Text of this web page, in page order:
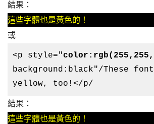
結果：
這些字體也是黃色的！
或
<p style="
background:black"/These
yellow, too!</p/
結果：
這些字體也是黃色的！